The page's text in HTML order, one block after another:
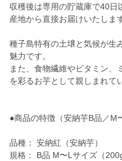
収穫後は専用の貯蔵庫で40日
産地から直接お届けいたしま
種子島特有の土壌と気候が生
魅力です。
また、食物繊維やビタミン、
を彩るお芋として親しまれて
●商品の特徴（安納芋B品／M
品種： 安納紅（安納芋）
規格： B品 M〜Lサイズ（